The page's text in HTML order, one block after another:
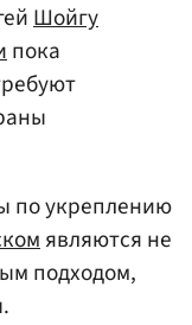
Шойгу
пока
по укреплению
являются не
подходом,